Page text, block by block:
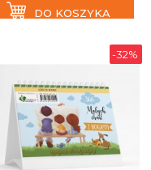
DO KOSZYKA
-32%